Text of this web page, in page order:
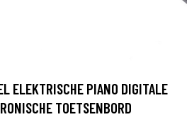
ELEKTRISCHE PIANO DIGITALE
TOETSENBORD